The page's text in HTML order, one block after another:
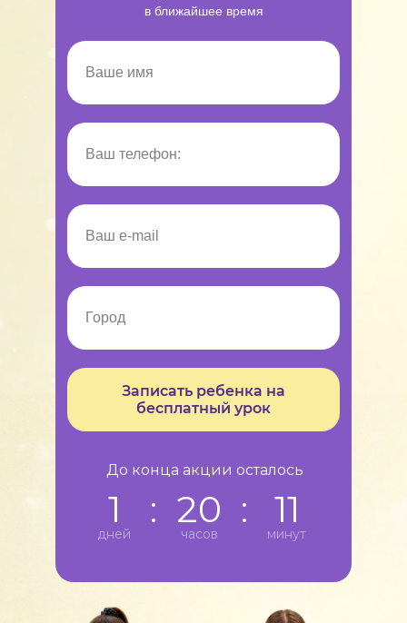
в ближайшее время
До конца акции осталось
Записать ребенка на
бесплатный урок
1
дней
: 20
часов
: 11
минут